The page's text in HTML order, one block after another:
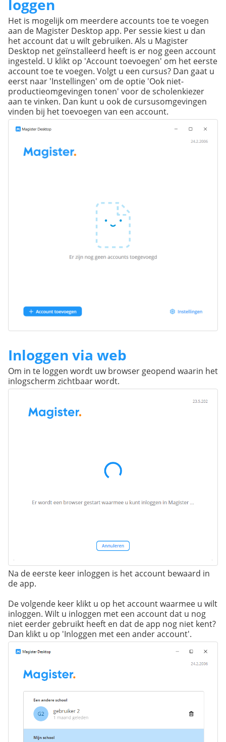
loggen
Het is mogelijk om meerdere accounts toe te voegen
aan de Magister Desktop app. Per sessie kiest u dan
het account dat u wilt gebruiken. Als u Magister
Desktop net geïnstalleerd heeft is er nog geen account
ingesteld. U klikt op 'Account toevoegen' om het eerste
account toe te voegen. Volgt u een cursus? Dan gaat u
eerst naar 'Instellingen' om de optie 'Ook niet-
productieomgevingen tonen' voor de scholenkiezer
aan te vinken. Dan kunt u ook de cursusomgevingen
vinden bij het toevoegen van een account.
Inloggen via web
Om in te loggen wordt uw browser geopend waarin het
inlogscherm zichtbaar wordt.
Na de eerste keer inloggen is het account bewaard in
de app.
De volgende keer klikt u op het account waarmee u wilt
inloggen. Wilt u inloggen met een account dat u nog
niet eerder gebruikt heeft en dat de app nog niet kent?
Dan klikt u op 'Inloggen met een ander account'.